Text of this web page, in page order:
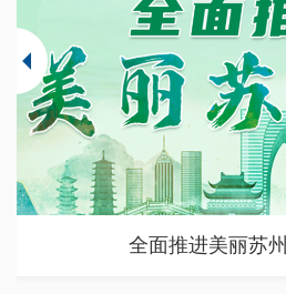
全面推进美丽苏